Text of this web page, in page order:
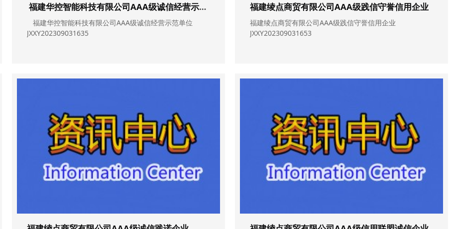
福建华控智能科技有限公司AAA级诚信经营示范单位
福建华控智能科技有限公司AAA级诚信经营示范单位
JXXY202309031635
福建绫点商贸有限公司AAA级践信守誉信用企业
福建绫点商贸有限公司AAA级践信守誉信用企业
JXXY202309031653